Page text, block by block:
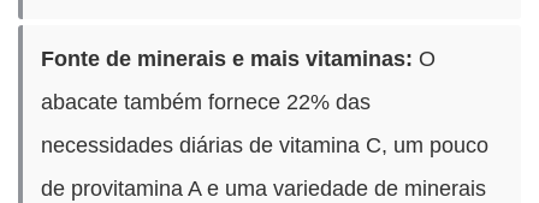
Fonte de minerais e mais vitaminas: O
abacate também fornece 22% das
necessidades diárias de vitamina C, um pouco
de provitamina A e uma variedade de minerais